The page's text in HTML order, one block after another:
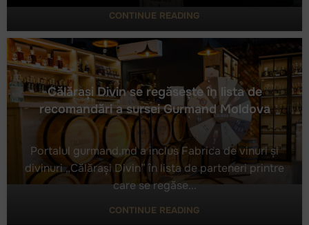
Călărași Divin în Top Branduri 2021
CONTINUE READING
Călărași Divin se regăsește în lista de recomandări
a sursei Gurmand Moldova
Călărași Divin se regăsește în lista de
recomandări a sursei Gurmand Moldova
Portalul gurmand.md a inclus Fabrica de vinuri și
divinuri „Călărași Divin” în lista de parteneri printre
care se regăse...
CONTINUE READING